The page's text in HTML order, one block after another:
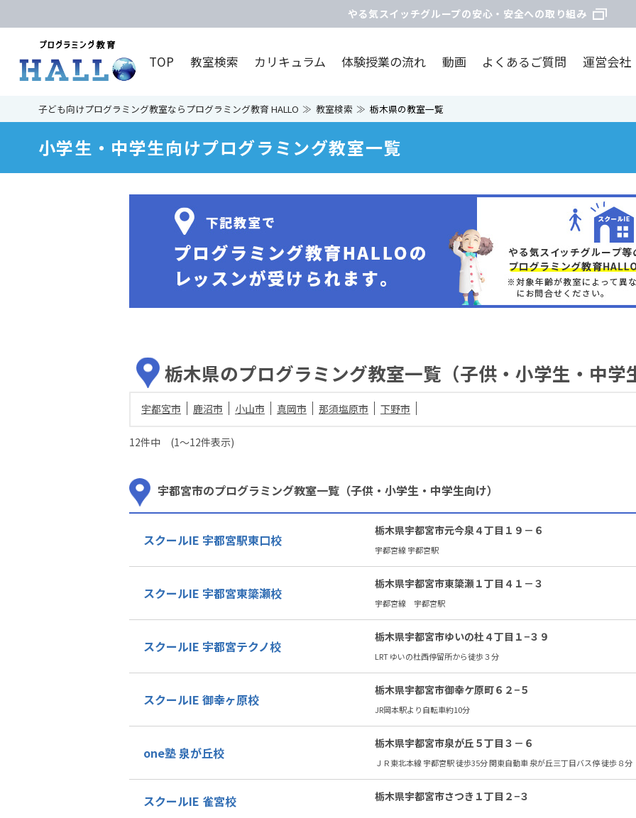
やる気スイッチグループの安心・安全への取り組み
TOP 教室検索 カリキュラム 体験授業の流れ 動画 よくあるご質問 運営会社
子ども向けプログラミング教室ならプログラミング教育 HALLO 教室検索 栃木県の教室一覧
小学生・中学生向けプログラミング教室一覧
栃木県のプログラミング教室一覧（子供・小学生・中学
宇都宮市 鹿沼市 小山市 真岡市 那須塩原市 下野市
12件中 (1～12件表示)
宇都宮市のプログラミング教室一覧（子供・小学生・中学生向け）
スクールIE 宇都宮駅東口校
栃木県宇都宮市元今泉４丁目１９－６
宇都宮線 宇都宮駅
スクールIE 宇都宮東簗瀬校
栃木県宇都宮市東簗瀬１丁目４１－３
宇都宮線 宇都宮駅
スクールIE 宇都宮テクノ校
栃木県宇都宮市ゆいの杜４丁目１−３９
LRT ゆいの杜西停留所から徒歩３分
スクールIE 御幸ヶ原校
栃木県宇都宮市御幸ケ原町６２−５
JR岡本駅より自転車約10分
one塾 泉が丘校
栃木県宇都宮市泉が丘５丁目３－６
ＪＲ東北本線 宇都宮駅 徒歩35分 関東自動車 泉が丘三丁目バス停 徒歩８分
スクールIE 雀宮校 栃木県宇都宮市さつき１丁目２−３